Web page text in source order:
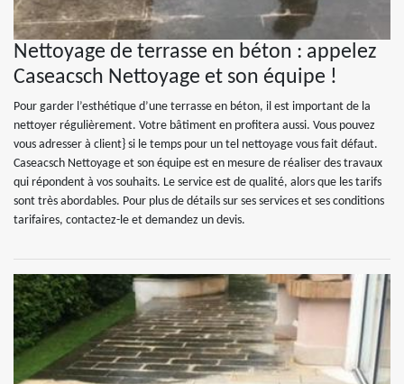
Nettoyage de terrasse en béton : appelez
Caseacsch Nettoyage et son équipe !
Pour garder l’esthétique d’une terrasse en béton, il est important de la
nettoyer régulièrement. Votre bâtiment en profitera aussi. Vous pouvez
vous adresser à client} si le temps pour un tel nettoyage vous fait défaut.
Caseacsch Nettoyage et son équipe est en mesure de réaliser des travaux
qui répondent à vos souhaits. Le service est de qualité, alors que les tarifs
sont très abordables. Pour plus de détails sur ses services et ses conditions
tarifaires, contactez-le et demandez un devis.